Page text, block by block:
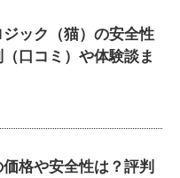
ック（猫）の安全性
口コミ）や体験談ま
格や安全性は？評判